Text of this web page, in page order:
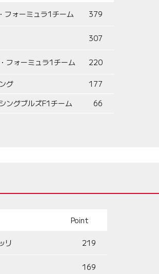
フォーミュラ1チーム 379
307
フォーミュラ1チーム 220
グ
177
ングブルズF1チーム
66
Point
リ 219
169